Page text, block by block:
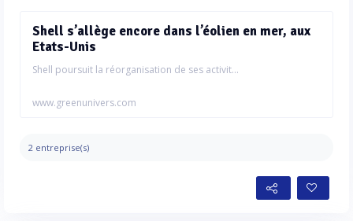
Shell s’allège encore dans l’éolien en mer, aux
Etats-Unis
Shell poursuit la réorganisation de ses activit...
www.greenunivers.com
2 entreprise(s)